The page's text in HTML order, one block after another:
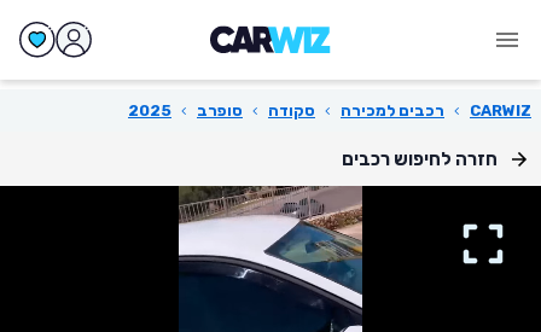
CARWIZ
› רכבים למכירה › סקודה › סופרב ›
2025
חזרה לחיפוש רכבים